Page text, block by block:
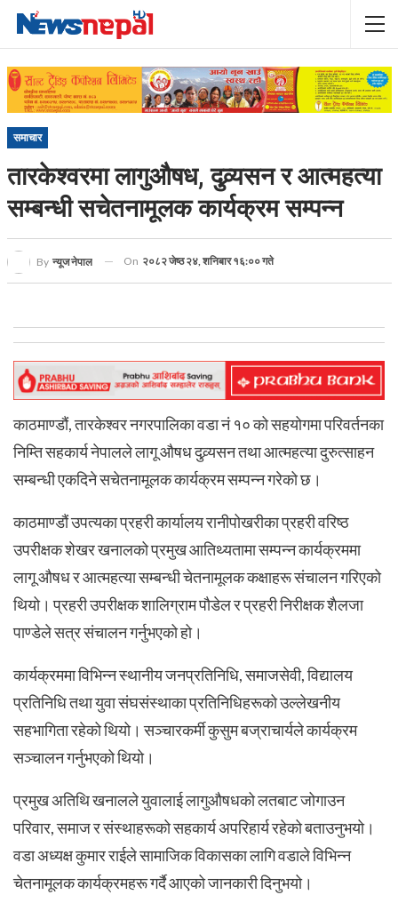
समाचार
तारकेश्वरमा लागुऔषध, दुव्र्यसन र आत्महत्या
सम्बन्धी सचेतनामूलक कार्यक्रम सम्पन्न
By न्यूज नेपाल On २०८२ जेष्ठ २४, शनिबार १६:०० गते
काठमाण्डौं, तारकेश्वर नगरपालिका वडा नं १० को सहयोगमा परिवर्तनका
निम्ति सहकार्य नेपालले लागू औषध दुव्र्यसन तथा आत्महत्या दुरुत्साहन
सम्बन्धी एकदिने सचेतनामूलक कार्यक्रम सम्पन्न गरेको छ।
काठमाण्डौं उपत्यका प्रहरी कार्यालय रानीपोखरीका प्रहरी वरिष्ठ
उपरीक्षक शेखर खनालको प्रमुख आतिथ्यतामा सम्पन्न कार्यक्रममा
लागू औषध र आत्महत्या सम्बन्धी चेतनामूलक कक्षाहरू संचालन गरिएको
थियो। प्रहरी उपरीक्षक शालिग्राम पौडेल र प्रहरी निरीक्षक शैलजा
पाण्डेले सत्र संचालन गर्नुभएको हो।
कार्यक्रममा विभिन्न स्थानीय जनप्रतिनिधि, समाजसेवी, विद्यालय
प्रतिनिधि तथा युवा संघसंस्थाका प्रतिनिधिहरूको उल्लेखनीय
सहभागिता रहेको थियो। सञ्चारकर्मी कुसुम बज्राचार्यले कार्यक्रम
सञ्चालन गर्नुभएको थियो।
प्रमुख अतिथि खनालले युवालाई लागुऔषधको लतबाट जोगाउन
परिवार, समाज र संस्थाहरूको सहकार्य अपरिहार्य रहेको बताउनुभयो।
वडा अध्यक्ष कुमार राईले सामाजिक विकासका लागि वडाले विभिन्न
चेतनामूलक कार्यक्रमहरू गर्दै आएको जानकारी दिनुभयो।